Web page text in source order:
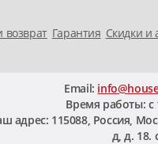
возврат Гарантия Скидки и
Email:
Время работы: c
адрес: 115088, Россия,
д, д. 18.